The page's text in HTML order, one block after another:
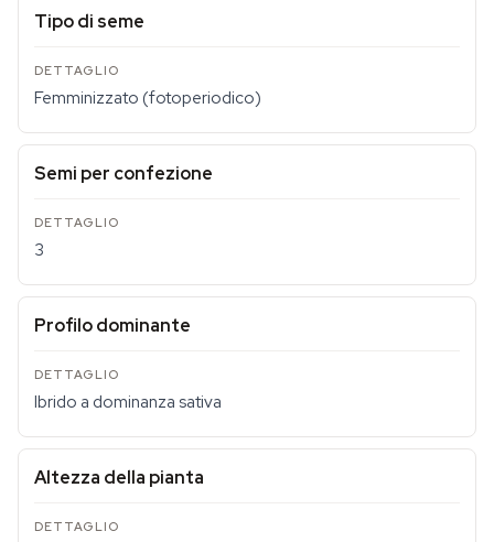
Tipo di seme
Femminizzato (fotoperiodico)
Semi per confezione
3
Profilo dominante
Ibrido a dominanza sativa
Altezza della pianta